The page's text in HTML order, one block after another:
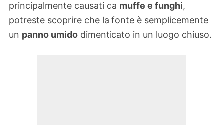
principalmente causati da muffe e funghi,
potreste scoprire che la fonte è semplicemente
un panno umido dimenticato in un luogo chiuso.